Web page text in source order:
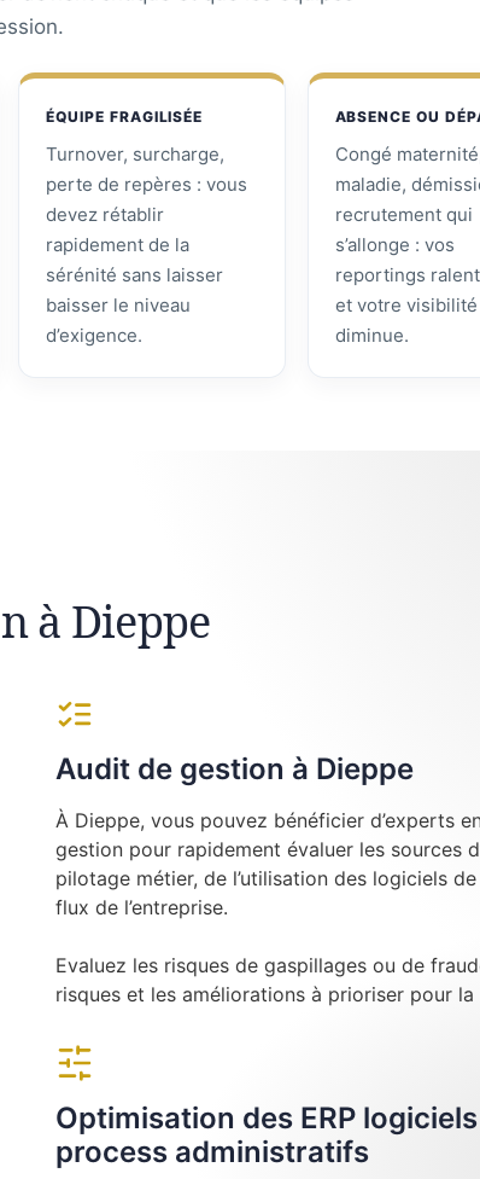
ÉQUIPE FRAGILISÉE
Turnover, surcharge,
perte de repères : vous
devez rétablir
rapidement de la
sérénité sans laisser
baisser le niveau
d’exigence.
ABSENCE OU
Congé
maladie,
recrutement qui
s’allonge : vos
reportings
et votre visibilité
diminue.
à Dieppe
Audit de gestion à Dieppe
À Dieppe, vous pouvez bénéficier d’experts
gestion pour rapidement évaluer les sources
pilotage métier, de l’utilisation des logiciels
flux de l’entreprise.
Evaluez les risques de gaspillages ou de
risques et les améliorations à prioriser pour la
Optimisation des ERP
process administratifs